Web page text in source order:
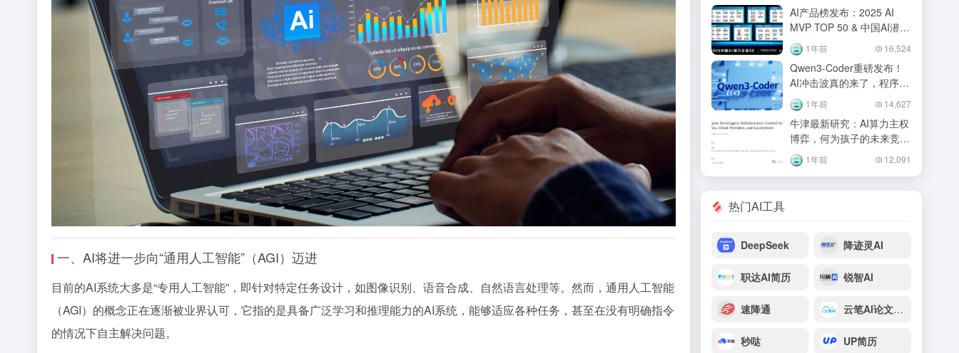
一、AI将进一步向“通用人工智能”（AGI）迈进
目前的AI系统大多是“专用人工智能”，即针对特定任务设计，如图像识别、语音合成、自然语言处理等。然而，通用人工智能
（AGI）的概念正在逐渐被业界认可，它指的是具备广泛学习和推理能力的AI系统，能够适应各种任务，甚至在没有明确指令
的情况下自主解决问题。
AI产品榜发布：2025 AI
MVP TOP 50 & 中国AI潜力
企业TOP50！
1年前 16,524
Qwen3-Coder重磅发布！
AI冲击波真的来了，程序员
会因此失业么？
1年前 14,627
牛津最新研究：AI算力主权
博弈，何为孩子的未来竞争
力？1年前 12,091
热门AI工具
DeepSeek 降迹灵AI
职达AI简历 锐智AI
速降通 云笔AI论文写作
秒哒 UP简历